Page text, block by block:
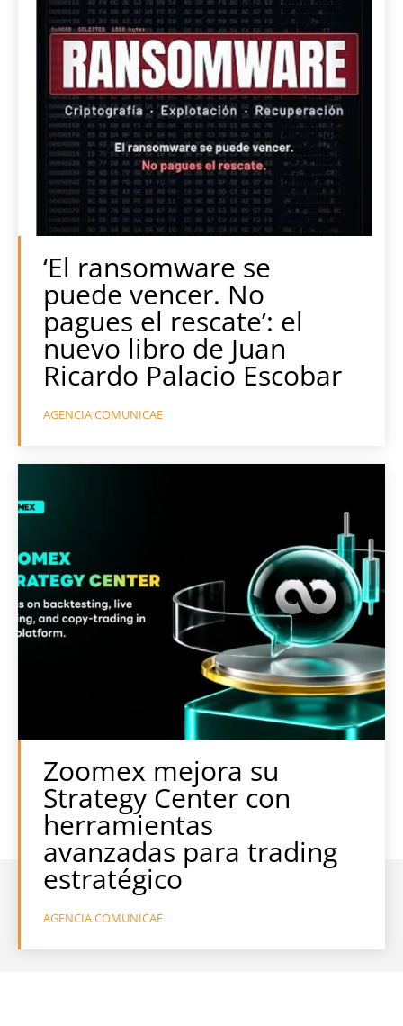
‘El ransomware se
puede vencer. No
pagues el rescate’: el
nuevo libro de Juan
Ricardo Palacio Escobar
AGENCIA COMUNICAE
Zoomex mejora su
Strategy Center con
herramientas
avanzadas para trading
estratégico
AGENCIA COMUNICAE